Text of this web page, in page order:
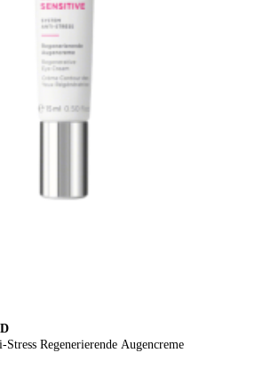
Regenerierende Augencreme